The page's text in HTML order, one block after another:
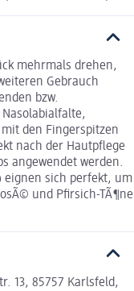
mehrmals drehen,
Gebrauch
bzw.
den Fingerspitzen
nach der Hautpflege
angewendet werden.
eignen sich perfekt, um
und Pfirsich-TÃ¶ne
13, 85757 Karlsfeld,